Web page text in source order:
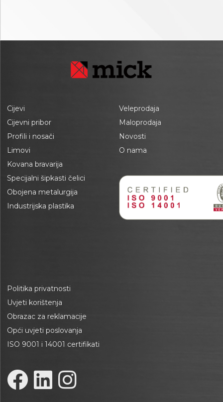
Cijevi
Cijevni pribor
Profili i nosači
Limovi
Kovana bravarija
Specijalni šipkasti čelici
Obojena metalurgija
Industrijska plastika
Veleprodaja
Maloprodaja
Novosti
O nama
Politika privatnosti
Uvjeti korištenja
Obrazac za reklamacije
Opći uvjeti poslovanja
ISO 9001 i 14001 certifikati